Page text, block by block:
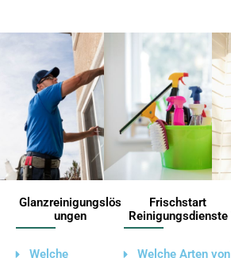
Glanzreinigungslös
ungen
Welche
Frischstart
Reinigungsdienste
Welche Arten von